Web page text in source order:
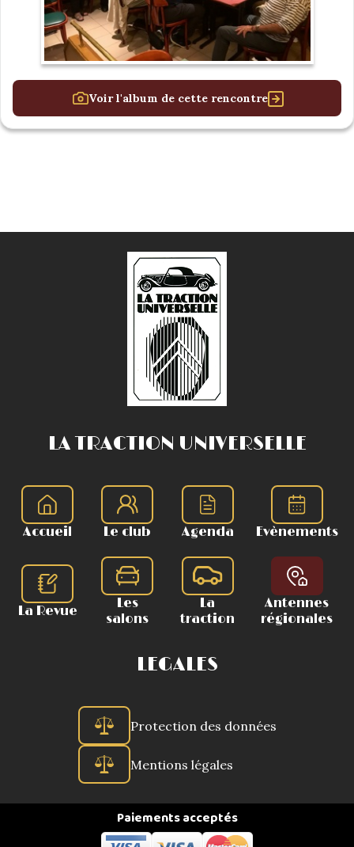
Voir l'album de cette rencontre
LA TRACTION UNIVERSELLE
Accueil Le club Agenda Evènements
La Revue
Les
salons
La
traction
Antennes
régionales
LEGALES
Protection des données
Mentions légales
Paiements acceptés